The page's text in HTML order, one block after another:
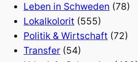
Leben in Schweden (78)
Lokalkolorit (555)
Politik & Wirtschaft (72)
Transfer (54)